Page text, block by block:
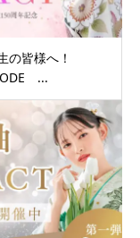
の皆様へ！
...